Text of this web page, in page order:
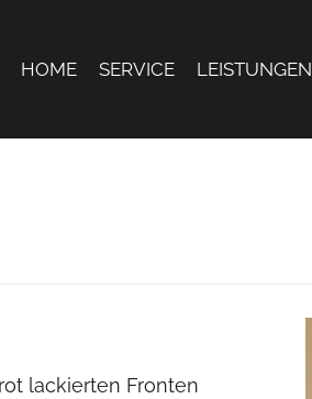
HOME SERVICE LEISTUNGEN
lackierten Fronten